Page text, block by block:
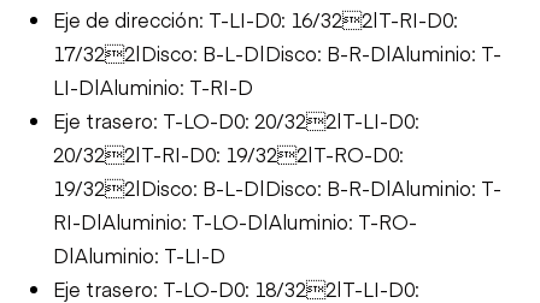
Eje de dirección: T-LI-D0: 16/322|T-RI-D0:
17/322|Disco: B-L-D|Disco: B-R-D|Aluminio: T-
LI-D|Aluminio: T-RI-D
Eje trasero: T-LO-D0: 20/322|T-LI-D0:
20/322|T-RI-D0: 19/322|T-RO-D0:
19/322|Disco: B-L-D|Disco: B-R-D|Aluminio: T-
RI-D|Aluminio: T-LO-D|Aluminio: T-RO-
D|Aluminio: T-LI-D
Eje trasero: T-LO-D0: 18/322|T-LI-D0: